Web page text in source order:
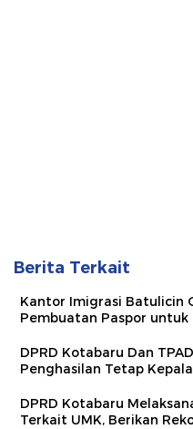
Berita Terkait
Kantor Imigrasi Batulicin
Pembuatan Paspor
DPRD Kotabaru Dan
Penghasilan Tetap
DPRD Kotabaru
Terkait UMK, Berikan